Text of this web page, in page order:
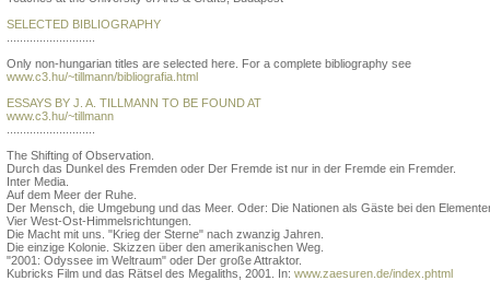
SELECTED BIBLIOGRAPHY
Only non-hungarian titles are selected here. For a complete bibliography see
www.c3.hu/~tillmann/bibliografia.html
ESSAYS BY J. A. TILLMANN TO BE FOUND AT
www.c3.hu/~tillmann
The Shifting of Observation.
Durch das Dunkel des Fremden oder Der Fremde ist nur in der Fremde ein Fremder.
Inter Media.
Auf dem Meer der Ruhe.
Der Mensch, die Umgebung und das Meer. Oder: Die Nationen als Gäste bei den
Vier West-Ost-Himmelsrichtungen.
Die Macht mit uns. "Krieg der Sterne" nach zwanzig Jahren.
Die einzige Kolonie. Skizzen über den amerikanischen Weg.
"2001: Odyssee im Weltraum" oder Der große Attraktor.
Kubricks Film und das Rätsel des Megaliths, 2001. In: www.zaesuren.de/index.phtml